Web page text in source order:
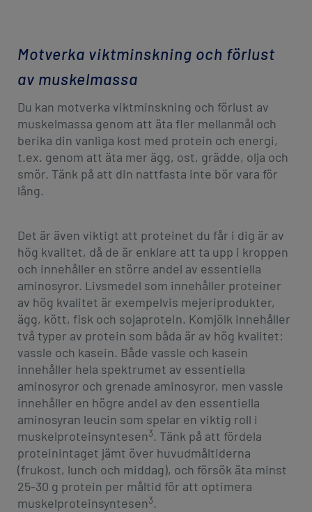
Motverka viktminskning och förlust
av muskelmassa
Du kan motverka viktminskning och förlust av
muskelmassa genom att äta fler mellanmål och
berika din vanliga kost med protein och energi,
t.ex. genom att äta mer ägg, ost, grädde, olja och
smör. Tänk på att din nattfasta inte bör vara för
lång.
Det är även viktigt att proteinet du får i dig är av
hög kvalitet, då de är enklare att ta upp i kroppen
och innehåller en större andel av essentiella
aminosyror. Livsmedel som innehåller proteiner
av hög kvalitet är exempelvis mejeriprodukter,
ägg, kött, fisk och sojaprotein. Komjölk innehåller
två typer av protein som båda är av hög kvalitet:
vassle och kasein. Både vassle och kasein
innehåller hela spektrumet av essentiella
aminosyror och grenade aminosyror, men vassle
innehåller en högre andel av den essentiella
aminosyran leucin som spelar en viktig roll i
muskelproteinsyntesen3. Tänk på att fördela
proteinintaget jämt över huvudmåltiderna
(frukost, lunch och middag), och försök äta minst
25-30 g protein per måltid för att optimera
muskelproteinsyntesen3.